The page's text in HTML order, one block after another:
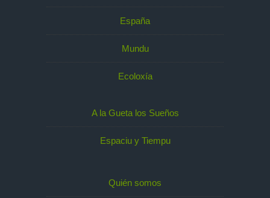
España
Mundu
Ecoloxía
A la Gueta los Sueños
Espaciu y Tiempu
Quién somos